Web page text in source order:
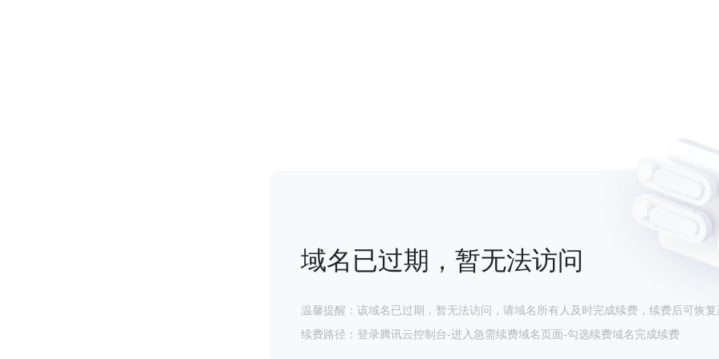
域名已过期，暂无法访问
温馨提醒：该域名已过期，暂无法访问，请域名所有人及时完成续费，续费后可恢复
续费路径：登录腾讯云控制台-进入急需续费域名页面-勾选续费域名完成续费